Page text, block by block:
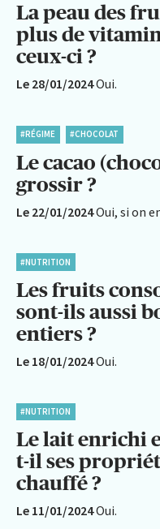
La peau des
plus de
ceux-ci ?
Le 28/01/2024Oui.
#RÉGIME #CHOCOLAT
Le cacao
grossir ?
Le 22/01/2024Oui, si on
#NUTRITION
Les fruits
sont-ils aussi
entiers ?
Le 18/01/2024Oui.
#NUTRITION
Le lait enrichi
t-il ses
chauffé ?
Le 11/01/2024Oui.